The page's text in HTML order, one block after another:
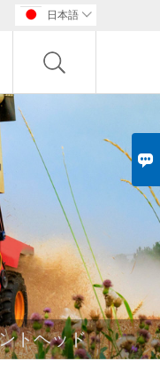

日本語 
トヘッド